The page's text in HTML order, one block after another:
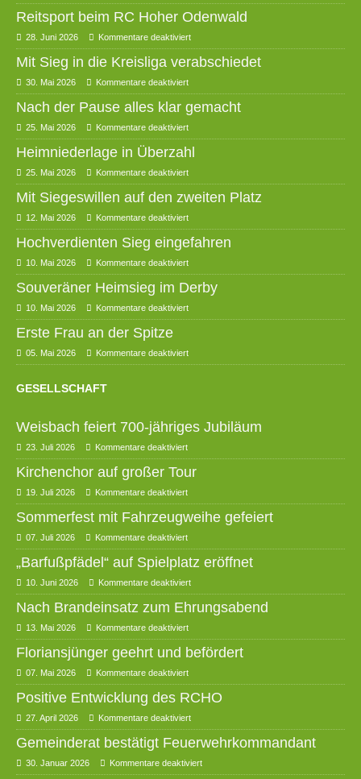
Reitsport beim RC Hoher Odenwald
28. Juni 2026 Kommentare deaktiviert
Mit Sieg in die Kreisliga verabschiedet
30. Mai 2026 Kommentare deaktiviert
Nach der Pause alles klar gemacht
25. Mai 2026 Kommentare deaktiviert
Heimniederlage in Überzahl
25. Mai 2026 Kommentare deaktiviert
Mit Siegeswillen auf den zweiten Platz
12. Mai 2026 Kommentare deaktiviert
Hochverdienten Sieg eingefahren
10. Mai 2026 Kommentare deaktiviert
Souveräner Heimsieg im Derby
10. Mai 2026 Kommentare deaktiviert
Erste Frau an der Spitze
05. Mai 2026 Kommentare deaktiviert
GESELLSCHAFT
Weisbach feiert 700-jähriges Jubiläum
23. Juli 2026 Kommentare deaktiviert
Kirchenchor auf großer Tour
19. Juli 2026 Kommentare deaktiviert
Sommerfest mit Fahrzeugweihe gefeiert
07. Juli 2026 Kommentare deaktiviert
„Barfußpfädel“ auf Spielplatz eröffnet
10. Juni 2026 Kommentare deaktiviert
Nach Brandeinsatz zum Ehrungsabend
13. Mai 2026 Kommentare deaktiviert
Floriansjünger geehrt und befördert
07. Mai 2026 Kommentare deaktiviert
Positive Entwicklung des RCHO
27. April 2026 Kommentare deaktiviert
Gemeinderat bestätigt Feuerwehrkommandant
30. Januar 2026 Kommentare deaktiviert